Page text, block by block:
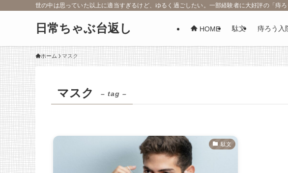
世の中は思っていた以上に適当すぎるけど、ゆるく過ごしたい。一部経験者に大好評の「痔
日常ちゃぶ台返し HOME 駄文 痔ろう入
ホーム マスク
マスク – tag –
駄文